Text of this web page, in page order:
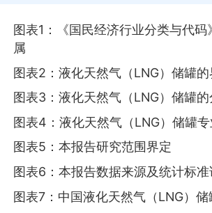
图表1：《国民经济行业分类与代码
属
图表2：液化天然气（LNG）储罐的
图表3：液化天然气（LNG）储罐
图表4：液化天然气（LNG）储罐
图表5：本报告研究范围界定
图表6：本报告数据来源及统计标准
图表7：中国液化天然气（LNG）